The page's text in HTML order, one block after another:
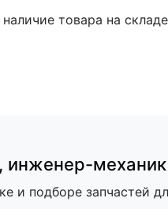
товара на
, инженер-механик
и подборе запчастей